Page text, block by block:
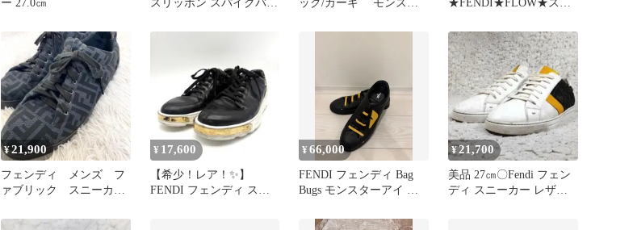
ー 27.0㎝
スリッポン スパイクバグ
ズ10
ック/カーキ モンスタ
★FENDI★FLOW★スニ
¥21,900
フェンディ メンズ フ
ァブリック スニーカ
ラック
¥ 17,600
【希少！レア！✨】
FENDI フェンディ スニ
¥66,000
FENDI フェンディ Bag
Bugs モンスターアイ レ
¥21,700
美品 27㎝〇Fendi フェン
ディ スニーカー レザー